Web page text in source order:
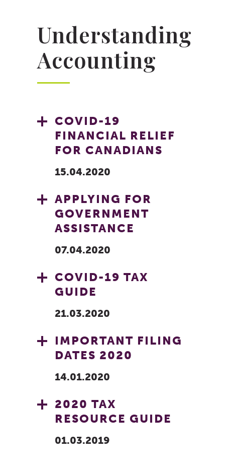
Understanding
Accounting
COVID-19
FINANCIAL RELIEF
FOR CANADIANS
15.04.2020
APPLYING FOR
GOVERNMENT
ASSISTANCE
07.04.2020
COVID-19 TAX
GUIDE
21.03.2020
IMPORTANT FILING
DATES 2020
14.01.2020
2020 TAX
RESOURCE GUIDE
01.03.2019